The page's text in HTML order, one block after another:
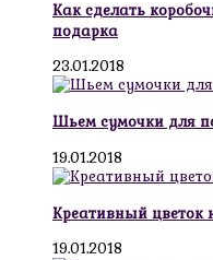
Как сделать
подарка
23.01.2018
Шьем сумочки для
19.01.2018
Креативный цветок
19.01.2018